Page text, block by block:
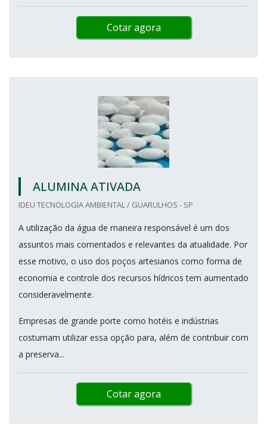
Cotar agora
ALUMINA ATIVADA
IDEU TECNOLOGIA AMBIENTAL / GUARULHOS - SP
A utilização da água de maneira responsável é um dos
assuntos mais comentados e relevantes da atualidade. Por
esse motivo, o uso dos poços artesianos como forma de
economia e controle dos recursos hídricos tem aumentado
consideravelmente.
Empresas de grande porte como hotéis e indústrias
costumam utilizar essa opção para, além de contribuir com
a preserva...
Cotar agora